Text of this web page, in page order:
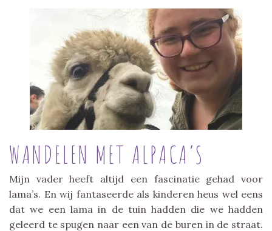
WANDELEN MET ALPACA’S
Mijn vader heeft altijd een fascinatie gehad voor
lama’s. En wij fantaseerde als kinderen heus wel eens
dat we een lama in de tuin hadden die we hadden
geleerd te spugen naar een van de buren in de straat.